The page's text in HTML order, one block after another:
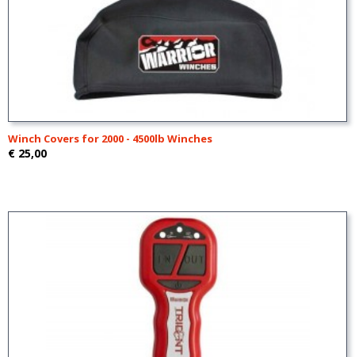
Winch Covers for 2000 - 4500lb Winches
€ 25,00